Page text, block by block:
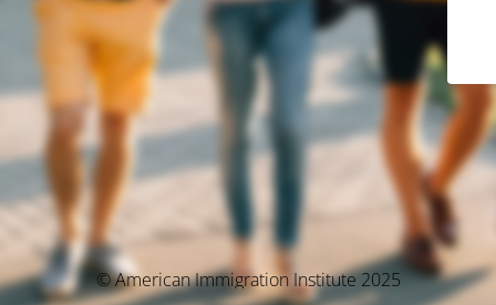
© American Immigration Institute 2025